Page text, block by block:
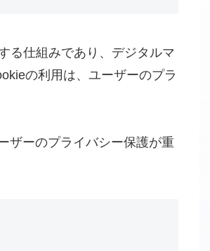
る仕組みであり、デジタルマ
の利用は、ユーザーのプラ
ザーのプライバシー保護が重